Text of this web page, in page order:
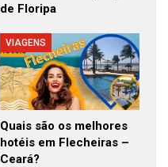
de Floripa
VIAGENS
Quais são os melhores
hotéis em Flecheiras –
Ceará?